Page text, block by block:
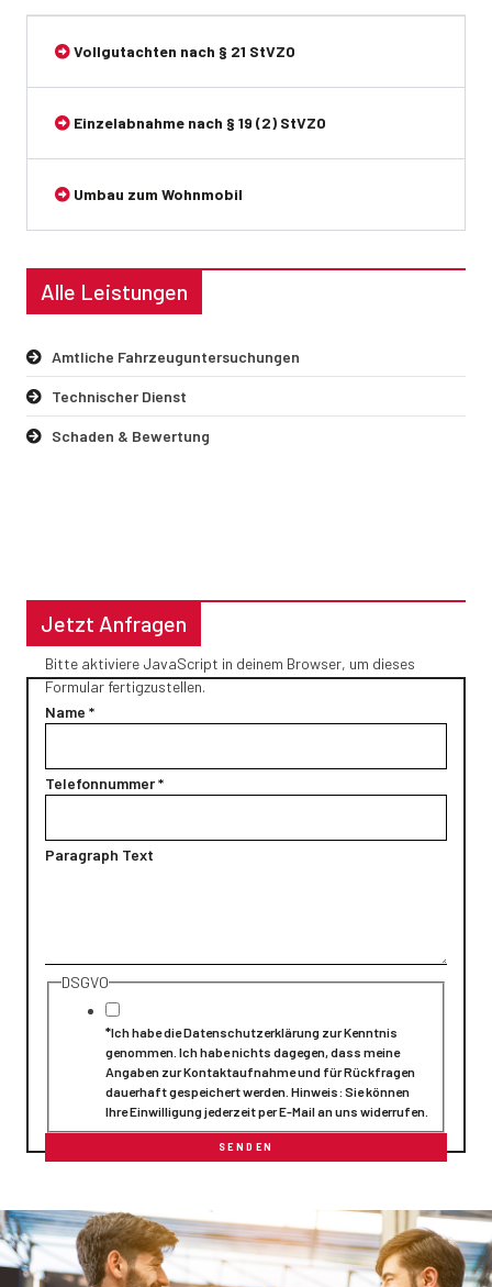
Alle Leistungen
Amtliche Fahrzeuguntersuchungen
Technischer Dienst
Schaden & Bewertung
Jetzt Anfragen
Bitte aktiviere JavaScript in deinem Browser, um dieses
Formular fertigzustellen.
Name *
Telefonnummer*
Paragraph Text
DSGVO
*Ich habe die Datenschutzerklärung zur Kenntnis
genommen. Ich habe nichts dagegen, dass meine
Angaben zur Kontaktaufnahme und für Rückfragen
dauerhaft gespeichert werden. Hinweis: Sie können
Ihre Einwilligung jederzeit per E-Mail an uns widerrufen.
SENDEN
Vollgutachten nach § 21 StVZO
Einzelabnahme nach § 19 (2) StVZO
Umbau zum Wohnmobil